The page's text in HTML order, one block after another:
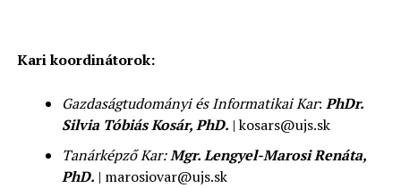
Kari koordinátorok:
Gazdaságtudományi és Informatikai Kar: PhDr.
Silvia Tóbiás Kosár, PhD. | kosars@ujs.sk
Tanárképző Kar:Mgr. Lengyel-Marosi Renáta,
PhD. | marosiovar@ujs.sk